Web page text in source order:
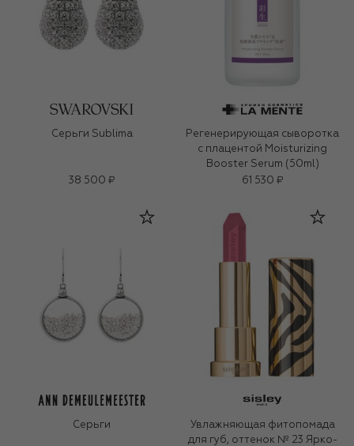
Серьги Sublima
38 500 ₽
Регенерирующая сыворотка
с плацентой Moisturizing
Booster Serum (50ml)
61 530 ₽
Серьги
Увлажняющая фитопомада
для губ, оттенок № 23 Ярко-